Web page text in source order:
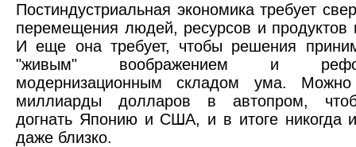
Постиндустриальная экономика требует
перемещения людей, ресурсов и продуктов
И еще она требует, чтобы решения
"живым" воображением и
модернизационным складом ума. Можно
миллиарды долларов в автопром,
догнать Японию и США, и в итоге никогда
даже близко.